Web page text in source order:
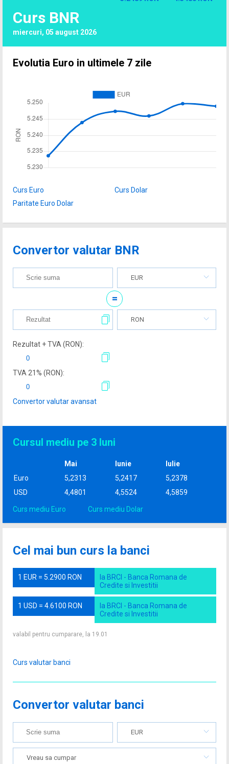
Curs BNR
miercuri, 05 august 2026
Evolutia Euro in ultimele 7 zile
Curs Euro
Curs Dolar
Paritate Euro Dolar
Convertor valutar BNR
EUR
=
RON
Rezultat + TVA (RON):
TVA 21% (RON):
Convertor valutar avansat
Cursul mediu pe 3 luni
Mai Iunie
Iulie
Euro
5,2313 5,2417
5,2378
USD
4,4801 4,5524 4,5859
Curs mediu Euro Curs mediu Dolar
Cel mai bun curs la banci
1 EUR = 5.2900 RON
la BRCI - Banca Romana de
Credite si Investitii
1 USD = 4.6100 RON
la BRCI - Banca Romana de
Credite si Investitii
valabil pentru cumparare, la 19.01
Curs valutar banci
Convertor valutar banci
EUR
Vreau sa cumpar